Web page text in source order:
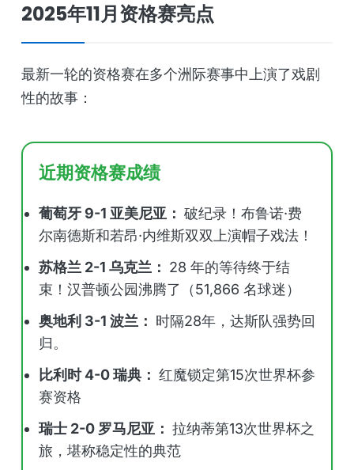
2025年11月资格赛亮点
最新一轮的资格赛在多个洲际赛事中上演了戏剧
性的故事：
近期资格赛成绩
葡萄牙 9-1 亚美尼亚： 破纪录！布鲁诺·费
尔南德斯和若昂·内维斯双双上演帽子戏法！
苏格兰 2-1 乌克兰： 28 年的等待终于结
束！汉普顿公园沸腾了（51,866 名球迷）
奥地利 3-1 波兰： 时隔28年，达斯队强势回
归。
比利时 4-0 瑞典： 红魔锁定第15次世界杯参
赛资格
瑞士 2-0 罗马尼亚： 拉纳蒂第13次世界杯之
旅，堪称稳定性的典范